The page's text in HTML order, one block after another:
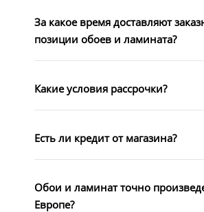
За какое время доставляют
позиции обоев и ламината?
Какие условия рассрочки?
Есть ли кредит от магазина?
Обои и ламинат точно
Европе?